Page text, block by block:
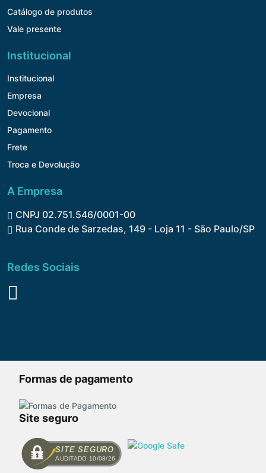
Catálogo de produtos
Vale presente
Institucional
Institucional
Empresa
Devocional
Pagamento
Frete
Troca e Devolução
A Empresa
CNPJ 02.751.546/0001-00
Rua Conde de Sarzedas, 149 - Loja 11 - São Paulo/SP
Redes Sociais
Formas de pagamento
Site seguro
SITE SEGURO
AUDITADO 10/08/26